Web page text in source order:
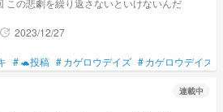
この悲劇を繰り返さないといけないんだ
update 2023/12/27
#🐢投稿 #カゲロウデイズ #カゲロウデイズ
連載中